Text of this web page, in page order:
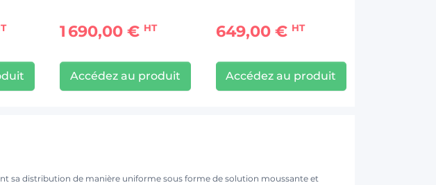
1 690,00 € HT
Accédez au produit
649,00 € HT
Accédez au produit
sa distribution de manière uniforme sous forme de solution moussante et